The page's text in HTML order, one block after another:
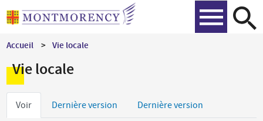
Aller
au
Accueil Vie locale
Vie locale
Onglets
Voir Dernière version Dernière version